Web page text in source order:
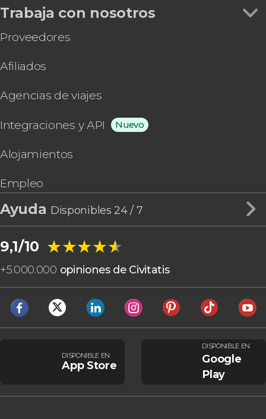
Trabaja con nosotros
Proveedores
Afiliados
Agencias de viajes
Integraciones y API Nuevo
Alojamientos
Empleo
Ayuda Disponibles 24 / 7
9,1/10 ★★★★★
★★★★★
+5.000.000 opiniones de Civitatis
DISPONIBLE EN
App Store
DISPONIBLE EN
Google
Play